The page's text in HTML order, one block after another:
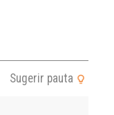
Sugerir pauta